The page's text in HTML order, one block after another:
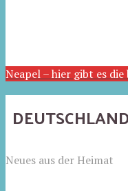
Neapel – hier gibt es
Neues aus der Heimat